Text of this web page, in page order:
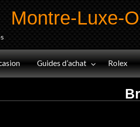
Jaeger-
LeCoultre
Panerai
Montre-Luxe-
Guides d’achat Rolex